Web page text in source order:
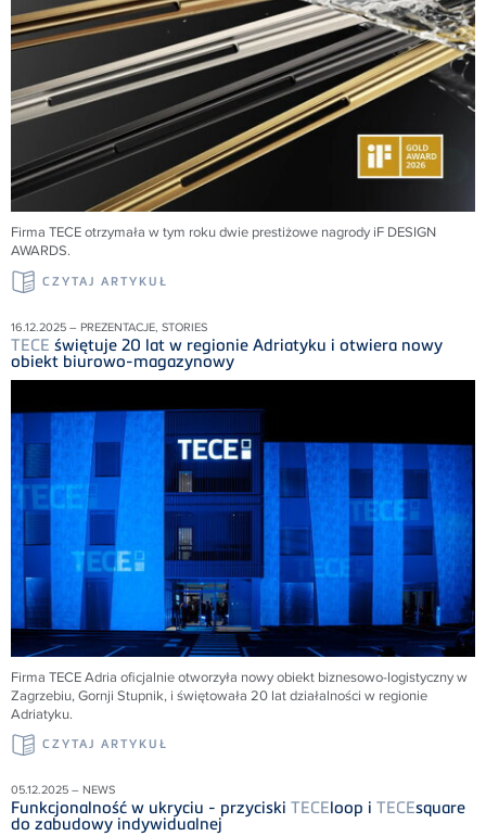
Firma TECEotrzymała w tym roku dwie prestiżowe nagrody iF DESIGN
AWARDS.
CZYTAJ ARTYKUŁ
16.12.2025 – PREZENTACJE, STORIES
TECE świętuje 20 lat w regionie Adriatyku i otwiera nowy
obiekt biurowo-magazynowy
Firma TECEAdria oficjalnie otworzyła nowy obiekt biznesowo-logistyczny w
Zagrzebiu, Gornji Stupnik, i świętowała 20 lat działalności w regionie
Adriatyku.
CZYTAJ ARTYKUŁ
05.12.2025 – NEWS
Funkcjonalność w ukryciu - przyciski TECEloop i TECEsquare
do zabudowy indywidualnej